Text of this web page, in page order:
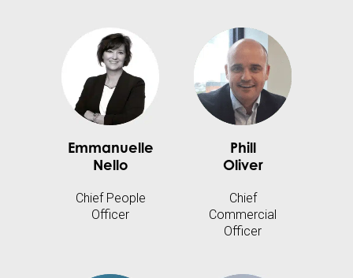
Emmanuelle
Nello
Chief People
Officer
Phill
Oliver
Chief
Commercial
Officer